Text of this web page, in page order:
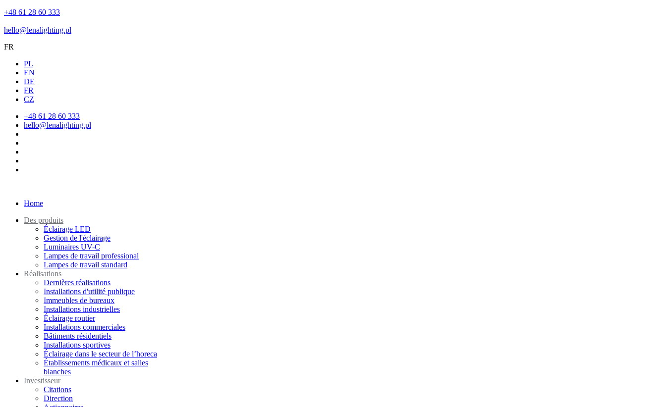
+48 61 28 60 333
hello@lenalighting.pl
FR
PL
EN
DE
FR
CZ
+48 61 28 60 333
hello@lenalighting.pl
Home
Des produits
Éclairage LED
Gestion de l'éclairage
Luminaires UV-C
Lampes de travail professional
Lampes de travail standard
Réalisations
Dernières réalisations
Installations d'utilité publique
Immeubles de bureaux
Installations industrielles
Éclairage routier
Installations commerciales
Bâtiments résidentiels
Installations sportives
Éclairage dans le secteur de l’horeca
Établissements médicaux et salles
blanches
Investisseur
Citations
Direction